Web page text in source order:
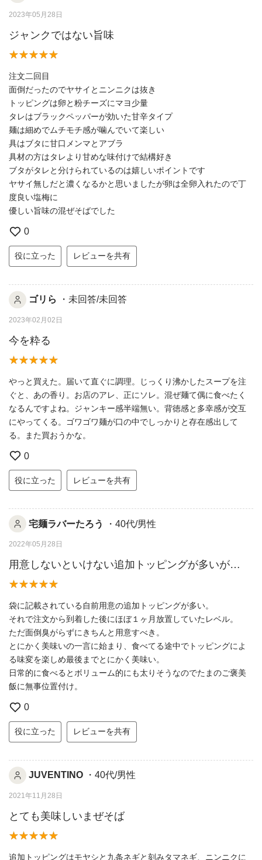
2023年05月28日
ジャンクではない旨味
注文二回目
面倒だったのでヤサイとニンニクは抜き
トッピングは卵と粉チーズにマヨ少量
タレはブラックペッパーが効いた甘辛タイプ
麺は細めでムチモチ感が噛んでいて楽しい
具はブタに甘口メンマとアブラ
具材の方はタレより甘めな味付けで結構好き
ブタがタレと分けられているのは嬉しいポイントです
ヤサイ無しだと濃くなるかと思いましたが卵は全卵入れたので丁
度良い塩梅に
優しい旨味の混ぜそばでした
0
役に立った レビューを共有
ゴリら ・未回答/未回答
2023年02月02日
今を粋る
やっと買えた。届いて直ぐに調理。じっくり沸かしたスープを注
ぐと、あの香り。お店のアレ、正にソレ。混ぜ麺て偶に食べたく
なるんですよね。ジャンキー感半端無い。背徳感と多幸感が交互
にやってくる。ゴワゴワ麺が口の中でしっかりと存在感出して
る。また買おうかな。
0
役に立った レビューを共有
宅麺ラバーたろう ・40代/男性
2022年05月28日
用意しないといけない追加トッピングが多いが…
袋に記載されている自前用意の追加トッピングが多い。
それで注文から到着した後にほぼ１ヶ月放置していたレベル。
ただ面倒臭がらずにきちんと用意すべき。
とにかく美味いの一言に始まり、食べてる途中でトッピングによ
る味変を楽しめ最後までとにかく美味い。
日常的に食べるとボリューム的にも太りそうなのでたまのご褒美
飯に無事位置付け。
0
役に立った レビューを共有
JUVENTINO ・40代/男性
2021年11月28日
とても美味しいまぜそば
追加トッピングはモヤシと九条ネギと刻みタマネギ、ニンニクに